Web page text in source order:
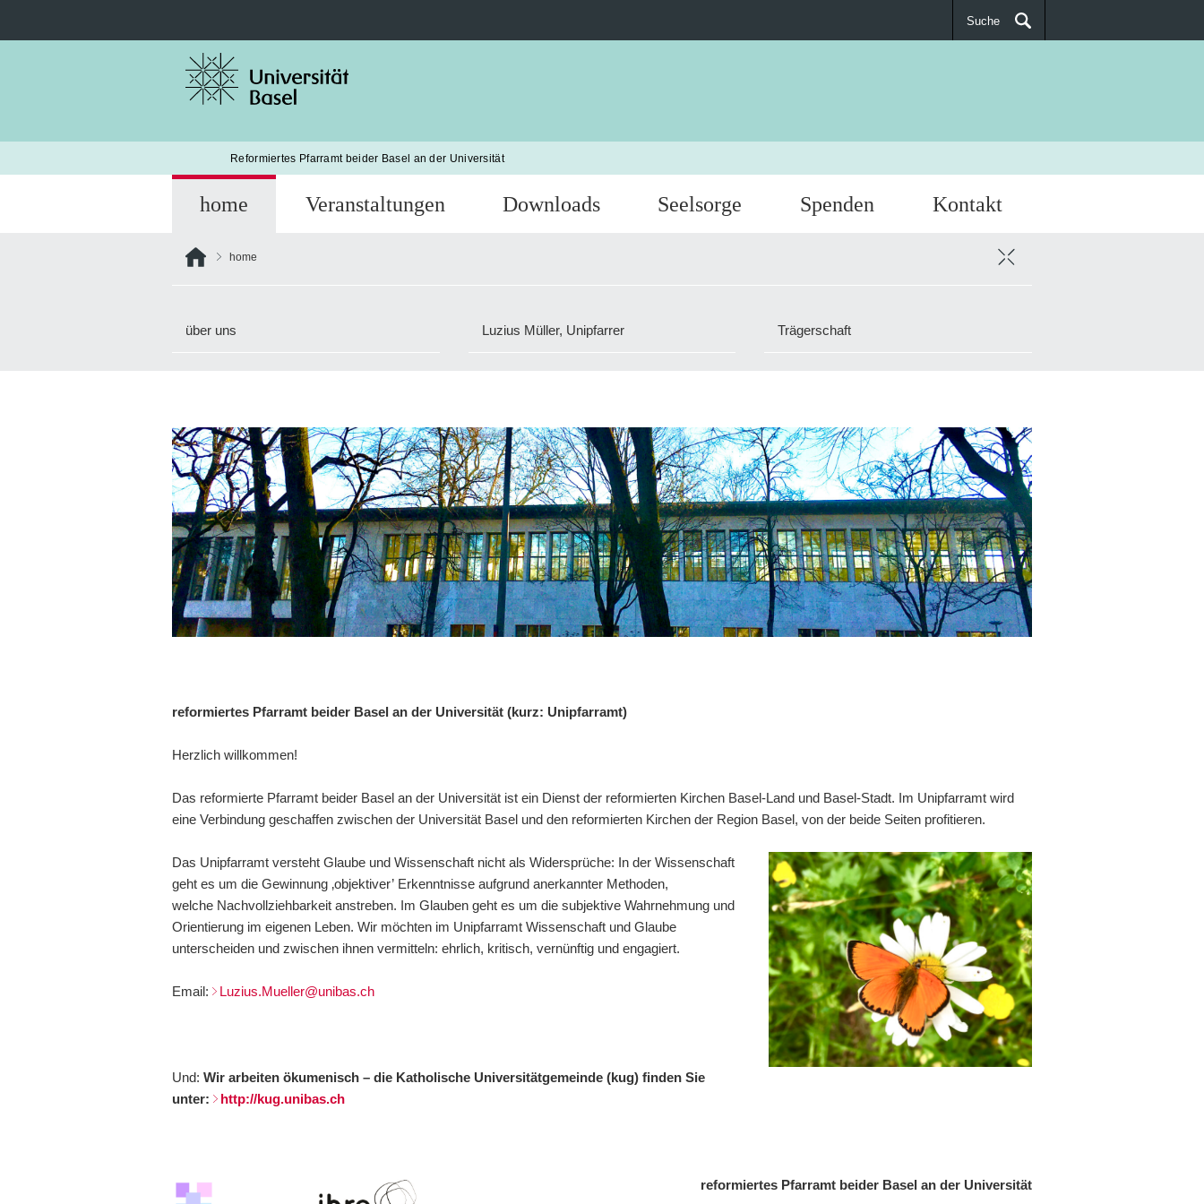
Suche
nach:
Reformiertes Pfarramt beider Basel an der Universität
home Veranstaltungen Downloads Seelsorge Spenden Kontakt
home
über uns Luzius Müller, Unipfarrer Trägerschaft
reformiertes Pfarramt beider Basel an der Universität (kurz: Unipfarramt)
Herzlich willkommen!
Das reformierte Pfarramt beider Basel an der Universität ist ein Dienst der reformierten Kirchen Basel-Land und Basel-Stadt. Im Unipfarramt wird
eine Verbindung geschaffen zwischen der Universität Basel und den reformierten Kirchen der Region Basel, von der beide Seiten profitieren.
Das Unipfarramt versteht Glaube und Wissenschaft nicht als Widersprüche: In der Wissenschaft
geht es um die Gewinnung ‚objektiver’ Erkenntnisse aufgrund anerkannter Methoden,
welche Nachvollziehbarkeit anstreben. Im Glauben geht es um die subjektive Wahrnehmung und
Orientierung im eigenen Leben. Wir möchten im Unipfarramt Wissenschaft und Glaube
unterscheiden und zwischen ihnen vermitteln: ehrlich, kritisch, vernünftig und engagiert.
Email: Luzius.Mueller@unibas.ch
Und: Wir arbeiten ökumenisch – die Katholische Universitätgemeinde (kug) finden Sie
unter:
http://kug.unibas.ch
reformiertes Pfarramt beider Basel an der Universität